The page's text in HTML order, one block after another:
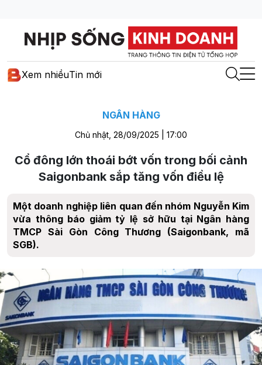
Xem nhiềuTin mới
NGÂN HÀNG
Chủ nhật, 28/09/2025 | 17:00
Cổ đông lớn thoái bớt vốn trong bối cảnh
Saigonbank sắp tăng vốn điều lệ
Một doanh nghiệp liên quan đến nhóm Nguyễn Kim
vừa thông báo giảm tỷ lệ sở hữu tại Ngân hàng
TMCP Sài Gòn Công Thương (Saigonbank, mã
SGB).